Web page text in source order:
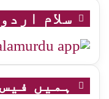
سلام
ہمیں